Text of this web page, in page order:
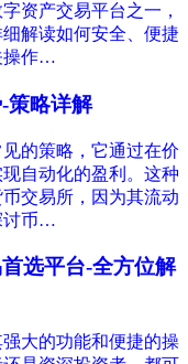
资产交易平台之一，
解读如何安全、便捷
操作…
策略详解
的策略，它通过在价
自动化的盈利。这种
交易所，因为其流动
讨币…
选平台-全方位解
大的功能和便捷的操